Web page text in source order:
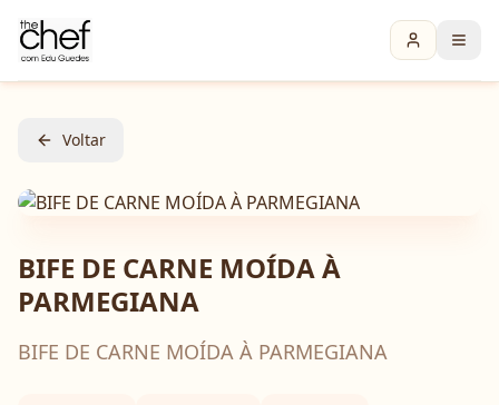
Voltar
BIFE DE CARNE MOÍDA À
PARMEGIANA
BIFE DE CARNE MOÍDA À PARMEGIANA